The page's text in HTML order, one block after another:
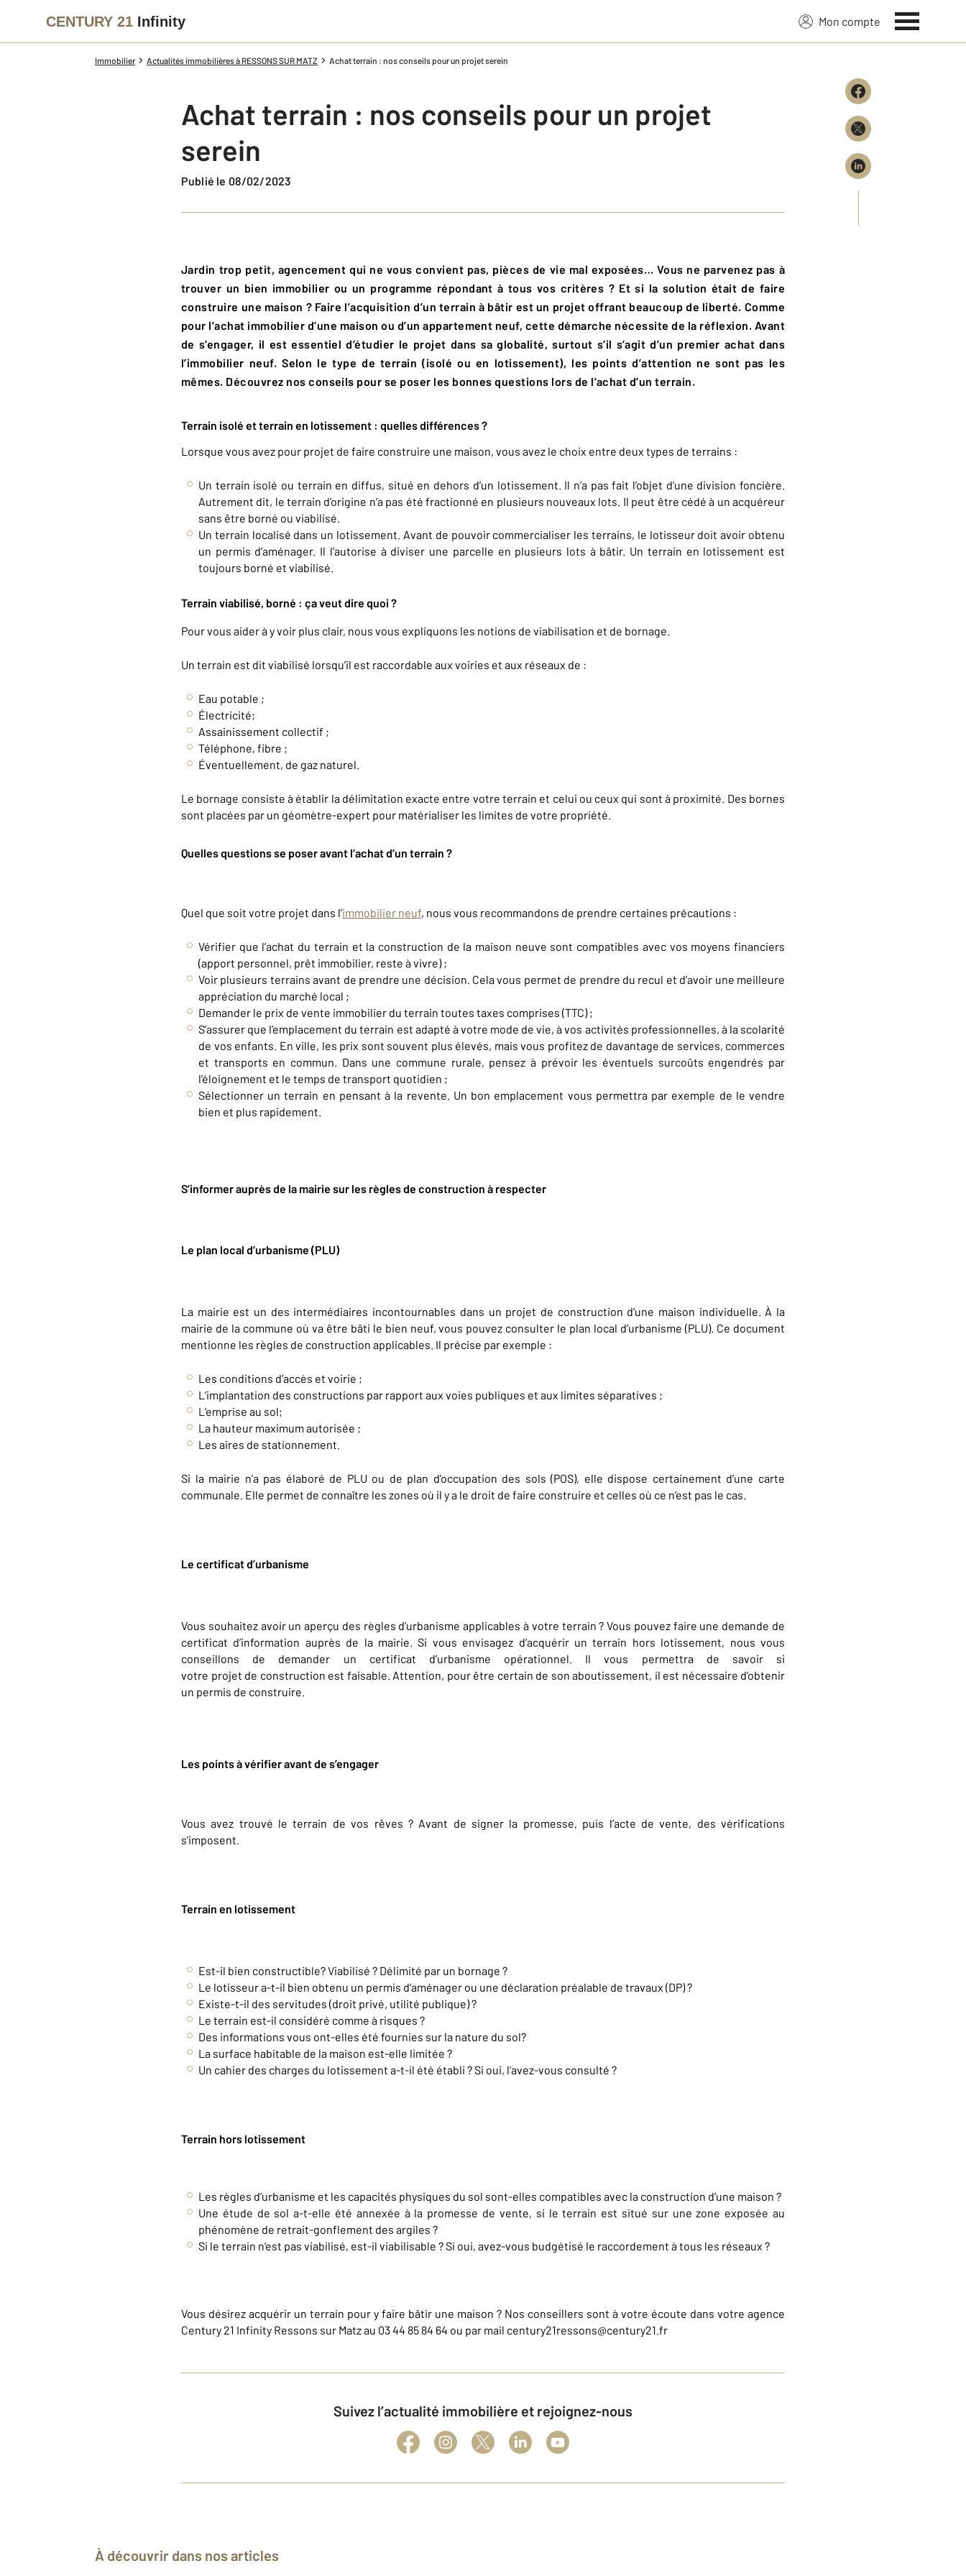
CENTURY 21 Infinity Mon compte
Immobilier Actualités immobilières à RESSONS SUR MATZ Achat terrain : nos conseils pour un projet serein
Achat terrain : nos conseils pour un projet
serein
Publié le 08/02/2023
Jardin trop petit, agencement qui ne vous convient pas, pièces de vie mal exposées… Vous ne parvenez pas à
trouver un bien immobilier ou un programme répondant à tous vos critères ? Et si la solution était de faire
construire une maison ? Faire l’acquisition d’un terrain à bâtir est un projet offrant beaucoup de liberté. Comme
pour l’achat immobilier d’une maison ou d’un appartement neuf, cette démarche nécessite de la réflexion. Avant
de s’engager, il est essentiel d’étudier le projet dans sa globalité, surtout s’il s’agit d’un premier achat dans
l’immobilier neuf. Selon le type de terrain (isolé ou en lotissement), les points d’attention ne sont pas les
mêmes. Découvrez nos conseils pour se poser les bonnes questions lors de l’achat d’un terrain.
Terrain isolé et terrain en lotissement : quelles différences ?
Lorsque vous avez pour projet de faire construire une maison, vous avez le choix entre deux types de terrains :
Un terrain isolé ou terrain en diffus, situé en dehors d’un lotissement. Il n’a pas fait l’objet d’une division foncière.
Autrement dit, le terrain d’origine n’a pas été fractionné en plusieurs nouveaux lots. Il peut être cédé à un acquéreur
sans être borné ou viabilisé.
Un terrain localisé dans un lotissement. Avant de pouvoir commercialiser les terrains, le lotisseur doit avoir obtenu
un permis d’aménager. Il l’autorise à diviser une parcelle en plusieurs lots à bâtir. Un terrain en lotissement est
toujours borné et viabilisé.
Terrain viabilisé, borné : ça veut dire quoi ?
Pour vous aider à y voir plus clair, nous vous expliquons les notions de viabilisation et de bornage.
Un terrain est dit viabilisé lorsqu’il est raccordable aux voiries et aux réseaux de :
Eau potable ;
Électricité;
Assainissement collectif ;
Téléphone, fibre ;
Éventuellement, de gaz naturel.
Le bornage consiste à établir la délimitation exacte entre votre terrain et celui ou ceux qui sont à proximité. Des bornes
sont placées par un géomètre-expert pour matérialiser les limites de votre propriété.
Quelles questions se poser avant l’achat d’un terrain ?
Quel que soit votre projet dans l’immobilier neuf, nous vous recommandons de prendre certaines précautions :
Vérifier que l’achat du terrain et la construction de la maison neuve sont compatibles avec vos moyens financiers
(apport personnel, prêt immobilier, reste à vivre) ;
Voir plusieurs terrains avant de prendre une décision. Cela vous permet de prendre du recul et d’avoir une meilleure
appréciation du marché local ;
Demander le prix de vente immobilier du terrain toutes taxes comprises (TTC) ;
S’assurer que l’emplacement du terrain est adapté à votre mode de vie, à vos activités professionnelles, à la scolarité
de vos enfants. En ville, les prix sont souvent plus élevés, mais vous profitez de davantage de services, commerces
et transports en commun. Dans une commune rurale, pensez à prévoir les éventuels surcoûts engendrés par
l’éloignement et le temps de transport quotidien ;
Sélectionner un terrain en pensant à la revente. Un bon emplacement vous permettra par exemple de le vendre
bien et plus rapidement.
S’informer auprès de la mairie sur les règles de construction à respecter
Le plan local d’urbanisme (PLU)
La mairie est un des intermédiaires incontournables dans un projet de construction d’une maison individuelle. À la
mairie de la commune où va être bâti le bien neuf, vous pouvez consulter le plan local d’urbanisme (PLU). Ce document
mentionne les règles de construction applicables. Il précise par exemple :
Les conditions d’accès et voirie ;
L’implantation des constructions par rapport aux voies publiques et aux limites séparatives ;
L’emprise au sol;
La hauteur maximum autorisée ;
Les aires de stationnement.
Si la mairie n’a pas élaboré de PLU ou de plan d’occupation des sols (POS), elle dispose certainement d’une carte
communale. Elle permet de connaître les zones où il y a le droit de faire construire et celles où ce n’est pas le cas.
Le certificat d’urbanisme
Vous souhaitez avoir un aperçu des règles d’urbanisme applicables à votre terrain ? Vous pouvez faire une demande de
certificat d’information auprès de la mairie. Si vous envisagez d’acquérir un terrain hors lotissement, nous vous
conseillons de demander un certificat d’urbanisme opérationnel. Il vous permettra de savoir si
votre projet de construction est faisable. Attention, pour être certain de son aboutissement, il est nécessaire d’obtenir
un permis de construire.
Les points à vérifier avant de s’engager
Vous avez trouvé le terrain de vos rêves ? Avant de signer la promesse, puis l’acte de vente, des vérifications
s’imposent.
Terrain en lotissement
Est-il bien constructible? Viabilisé ? Délimité par un bornage ?
Le lotisseur a-t-il bien obtenu un permis d’aménager ou une déclaration préalable de travaux (DP) ?
Existe-t-il des servitudes (droit privé, utilité publique) ?
Le terrain est-il considéré comme à risques ?
Des informations vous ont-elles été fournies sur la nature du sol?
La surface habitable de la maison est-elle limitée ?
Un cahier des charges du lotissement a-t-il été établi ? Si oui, l’avez-vous consulté ?
Terrain hors lotissement
Les règles d’urbanisme et les capacités physiques du sol sont-elles compatibles avec la construction d’une maison ?
Une étude de sol a-t-elle été annexée à la promesse de vente, si le terrain est situé sur une zone exposée au
phénomène de retrait-gonflement des argiles ?
Si le terrain n’est pas viabilisé, est-il viabilisable ? Si oui, avez-vous budgétisé le raccordement à tous les réseaux ?
Vous désirez acquérir un terrain pour y faire bâtir une maison ? Nos conseillers sont à votre écoute dans votre agence
Century 21 Infinity Ressons sur Matz au 03 44 85 84 64 ou par mail century21ressons@century21.fr
Suivez l’actualité immobilière et rejoignez-nous
À découvrir dans nos articles